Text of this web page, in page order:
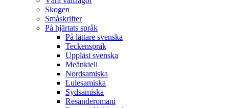
Skogen
Småskrifter
På hjärtats språk
På lättare svenska
Teckenspråk
Uppläst svenska
Meänkieli
Nordsamiska
Lulesamiska
Sydsamiska
Resanderomani